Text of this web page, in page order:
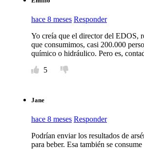
hace 8 meses Responder
Yo creía que el director del EDOS,
que consumimos, casi 200.000
químico o hidráulico. Pero es,
5
Jane
hace 8 meses Responder
Podrían enviar los resultados de
para beber. Esa también se